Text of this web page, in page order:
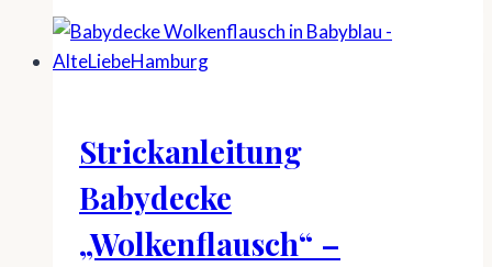
Strickanleitung
Babydecke
„Wolkenflausch“ –